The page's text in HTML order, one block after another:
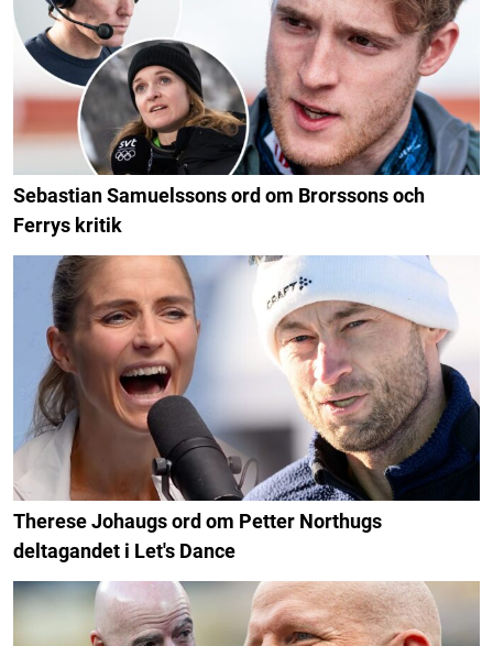
Sebastian Samuelssons ord om Brorssons och
Ferrys kritik
Therese Johaugs ord om Petter Northugs
deltagandet i Let's Dance